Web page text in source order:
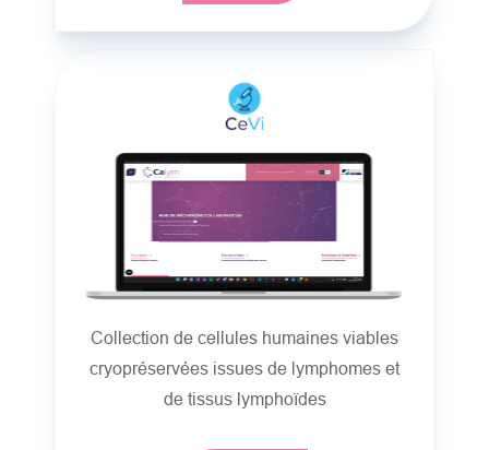
Collection de cellules humaines viables
cryopréservées issues de lymphomes et
de tissus lymphoïdes